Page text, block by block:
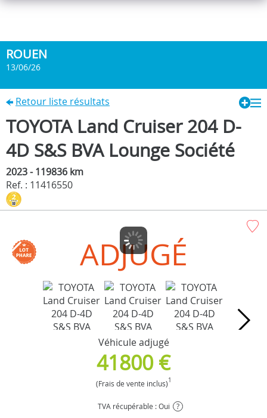
ROUEN
13/06/26
Retour liste résultats
TOYOTA Land Cruiser 204 D-
4D S&S BVA Lounge Société
2023 - 119836 km
Ref. : 11416550
ADJUGÉ
Véhicule adjugé
41800 €
(Frais de vente inclus)1
TVA récupérable : Oui ?